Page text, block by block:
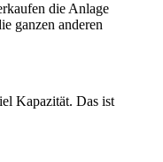
die Anlage
ganzen anderen
Kapazität. Das ist